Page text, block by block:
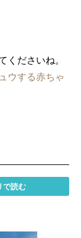
くださいね。
ウする赤ちゃ
で読む